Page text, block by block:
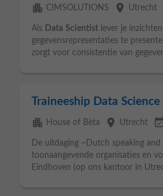
apartment CIMSOLUTIONS place Utrecht
Als Data Scientist lever je
gegevensrepresentaties te
zorgt voor consistentie van
Traineeship Data Science
apartment House of Bèta place Utrecht event_available
De uitdaging ~Dutch speaking
toonaangevende organisaties en
Eindhoven (op ons kantoor in